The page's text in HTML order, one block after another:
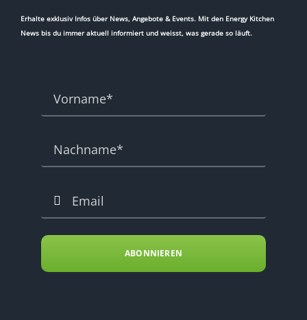
Erhalte exklusiv Infos über News, Angebote & Events. Mit den Energy Kitchen
News bis du immer aktuell informiert und weisst, was gerade so läuft.
ABONNIEREN